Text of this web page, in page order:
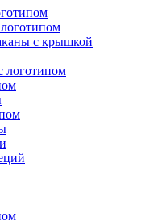
с крышкой
логотипом